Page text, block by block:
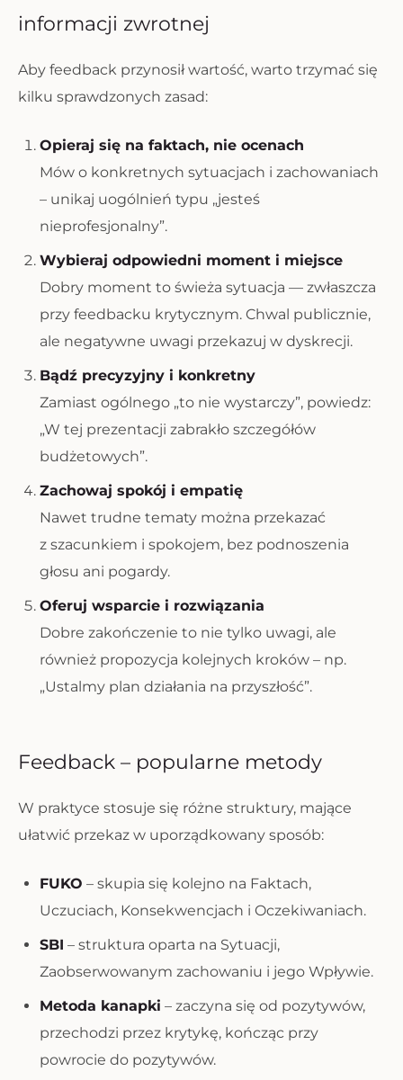
informacji zwrotnej
Aby feedback przynosił wartość, warto trzymać się
kilku sprawdzonych zasad:
Opieraj się na faktach, nie ocenach
Mów o konkretnych sytuacjach i zachowaniach
– unikaj uogólnień typu „jesteś
nieprofesjonalny”.
Wybieraj odpowiedni moment i miejsce
Dobry moment to świeża sytuacja — zwłaszcza
przy feedbacku krytycznym. Chwal publicznie,
ale negatywne uwagi przekazuj w dyskrecji.
Bądź precyzyjny i konkretny
Zamiast ogólnego „to nie wystarczy”, powiedz:
„W tej prezentacji zabrakło szczegółów
budżetowych”.
Zachowaj spokój i empatię
Nawet trudne tematy można przekazać
z szacunkiem i spokojem, bez podnoszenia
głosu ani pogardy.
Oferuj wsparcie i rozwiązania
Dobre zakończenie to nie tylko uwagi, ale
również propozycja kolejnych kroków – np.
„Ustalmy plan działania na przyszłość”.
Feedback – popularne metody
W praktyce stosuje się różne struktury, mające
ułatwić przekaz w uporządkowany sposób:
FUKO – skupia się kolejno na Faktach,
Uczuciach, Konsekwencjach i Oczekiwaniach.
SBI – struktura oparta na Sytuacji,
Zaobserwowanym zachowaniu i jego Wpływie.
Metoda kanapki – zaczyna się od pozytywów,
przechodzi przez krytykę, kończąc przy
powrocie do pozytywów.